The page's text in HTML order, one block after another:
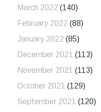
March 2022 (140)
February 2022 (88)
January 2022 (85)
December 2021 (113)
November 2021 (113)
October 2021 (129)
September 2021 (120)